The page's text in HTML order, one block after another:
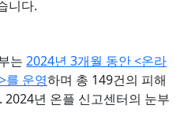
니다.
는2024년 3개월 동안 <온라
를 운영하며 총 149건의 피해
년 온플 신고센터의 눈부